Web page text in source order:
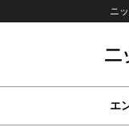
ニ
エ